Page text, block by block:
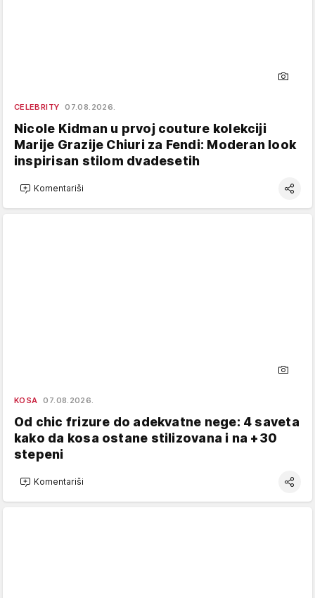
CELEBRITY 07.08.2026.
Nicole Kidman u prvoj couture kolekciji
Marije Grazije Chiuri za Fendi: Moderan look
inspirisan stilom dvadesetih
Komentariši
KOSA 07.08.2026.
Od chic frizure do adekvatne nege: 4 saveta
kako da kosa ostane stilizovana i na +30
stepeni
Komentariši